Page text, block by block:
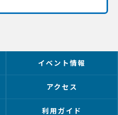
イベント情報
アクセス
利用ガイド